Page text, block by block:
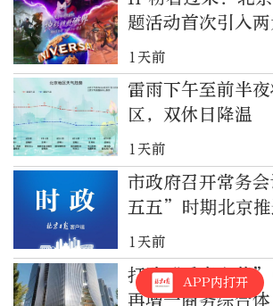
题活动首次引入
1天前
雷雨下午至前半
区，双休日降温
1天前
市政府召开常务
五五”时期北京推
新中心建设等事项
1天前
打造“垂直聚落”
再增一商务综合体
APP内打开